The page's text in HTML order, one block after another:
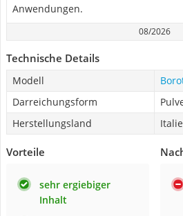
Anwendungen.
08/2026
Technische Details
Modell
Darreichungsform
Herstellungsland
Vorteile
sehr ergiebiger
Inhalt